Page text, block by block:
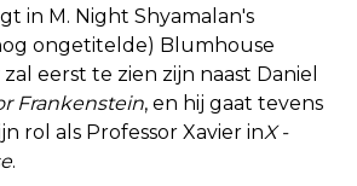
in M. Night Shyamalan's
ongetitelde) Blumhouse
eerst te zien zijn naast Daniel
Frankenstein, en hij gaat tevens
rol als Professor Xavier inX -
.